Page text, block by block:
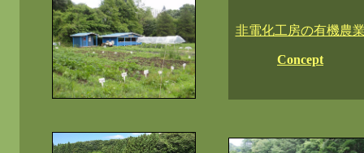
非電化工房の有機農
Concept